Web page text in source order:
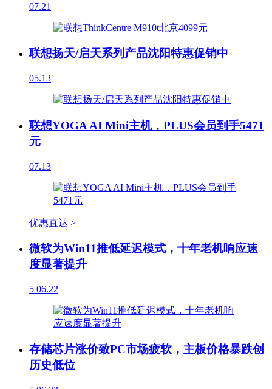
07.21
联想扬天/启天系列产品沈阳特惠促销中
05.13
联想YOGA AI Mini主机，PLUS会员到手5471
元
07.13
优惠直达 >
微软为Win11推低延迟模式，十年老机响应速
度显著提升
5 06.22
存储芯片涨价致PC市场疲软，主板价格暴跌创
历史低位